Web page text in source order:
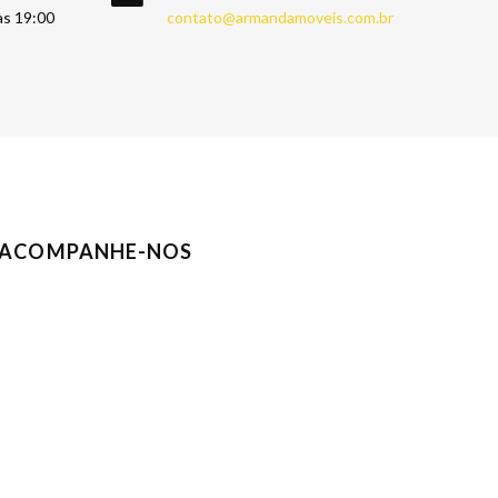
19:00
contato@armandamoveis.com.br
NOS